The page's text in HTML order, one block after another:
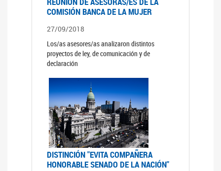
COMISIÓN BANCA DE LA MUJER
27/09/2018
Los/as asesores/as analizaron distintos
proyectos de ley, de comunicación y de
declaración
DISTINCIÓN "EVITA COMPAÑERA
HONORABLE SENADO DE LA NACIÓN"